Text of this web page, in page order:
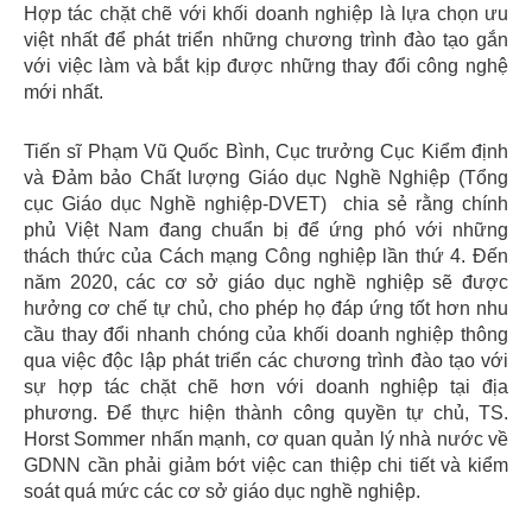
Hợp tác chặt chẽ với khối doanh nghiệp là lựa chọn ưu
việt nhất để phát triển những chương trình đào tạo gắn
với việc làm và bắt kịp được những thay đổi công nghệ
mới nhất.
Tiến sĩ Phạm Vũ Quốc Bình, Cục trưởng Cục Kiểm định
và Đảm bảo Chất lượng Giáo dục Nghề Nghiệp (Tổng
cục Giáo dục Nghề nghiệp-DVET) chia sẻ rằng chính
phủ Việt Nam đang chuẩn bị để ứng phó với những
thách thức của Cách mạng Công nghiệp lần thứ 4. Đến
năm 2020, các cơ sở giáo dục nghề nghiệp sẽ được
hưởng cơ chế tự chủ, cho phép họ đáp ứng tốt hơn nhu
cầu thay đổi nhanh chóng của khối doanh nghiệp thông
qua việc độc lập phát triển các chương trình đào tạo với
sự hợp tác chặt chẽ hơn với doanh nghiệp tại địa
phương. Để thực hiện thành công quyền tự chủ, TS.
Horst Sommer nhấn mạnh, cơ quan quản lý nhà nước về
GDNN cần phải giảm bớt việc can thiệp chi tiết và kiểm
soát quá mức các cơ sở giáo dục nghề nghiệp.